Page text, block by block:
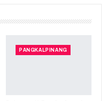
PANGKALPINANG